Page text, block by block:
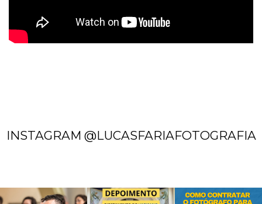
INSTAGRAM @LUCASFARIAFOTOGRAFIA